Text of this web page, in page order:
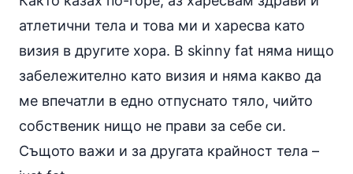
атлетични тела и това ми и харесва като
визия в другите хора. В skinny fat няма нищо
забележително като визия и няма какво да
ме впечатли в едно отпуснато тяло, чийто
собственик нищо не прави за себе си.
Същото важи и за другата крайност тела –